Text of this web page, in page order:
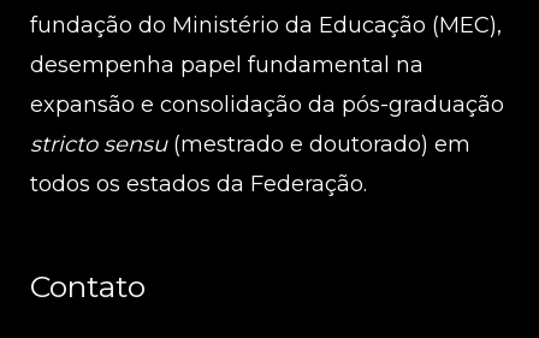
fundação do Ministério da Educação (MEC),
desempenha papel fundamental na
expansão e consolidação da pós-graduação
stricto sensu(mestrado e doutorado) em
todos os estados da Federação.
Contato